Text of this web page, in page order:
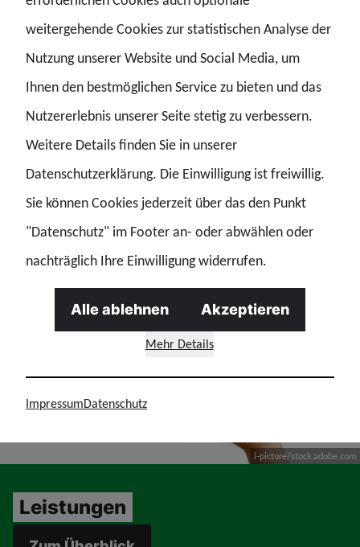
Mitgliedern sichern sich den
Gutscheincode
Nur für Mitglieder
i-picture/stock.adobe.com
Leistungen
weitergehende Cookies zur statistischen Analyse der
Nutzung unserer Website und Social Media, um
Ihnen den bestmöglichen Service zu bieten und das
Nutzererlebnis unserer Seite stetig zu verbessern.
Weitere Details finden Sie in unserer
Datenschutzerklärung. Die Einwilligung ist freiwillig.
Sie können Cookies jederzeit über das den Punkt
"Datenschutz" im Footer an- oder abwählen oder
nachträglich Ihre Einwilligung widerrufen.
Mehr Details
Alle ablehnen Akzeptieren
ImpressumDatenschutz